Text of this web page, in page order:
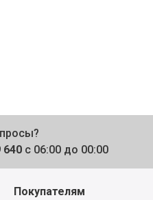
640 с 06:00 до 00:00
Покупателям